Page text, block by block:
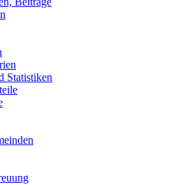
Statistiken